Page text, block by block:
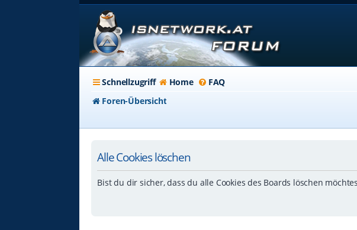
Schnellzugriff Home FAQ
Foren-Übersicht
Alle Cookies löschen
Bist du dir sicher, dass du alle Cookies des Boards löschen